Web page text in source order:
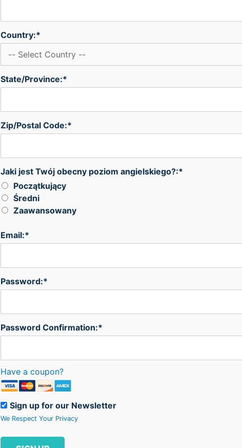
Country:*
State/Province:*
Zip/Postal Code:*
Jaki jest Twój obecny poziom angielskiego?
Jaki jest Twój obecny poziom angielskiego?:*
Początkujący
Średni
Zaawansowany
Email:*
Password:*
Password Confirmation:*
Have a coupon?
Sign up for our Newsletter
We Respect Your Privacy